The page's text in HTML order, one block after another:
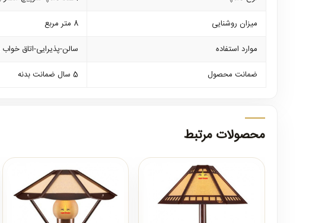
میزان روشنایی
8 متر مربع
موارد استفاده
سالن-پذیرایی-اتاق
ضمانت محصول
5 سال ضمانت بدنه
محصولات مرتبط